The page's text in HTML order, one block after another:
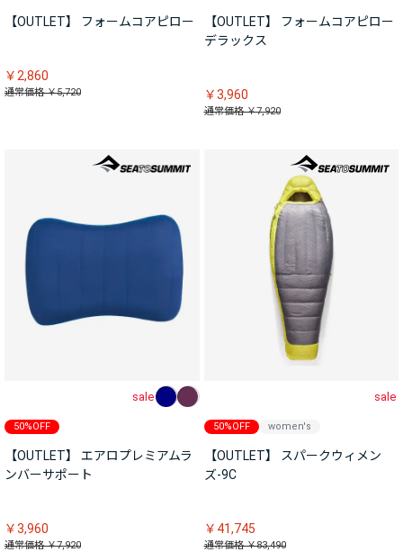
【OUTLET】 フォームコアピロー
￥2,860
通常価格 ￥5,720
【OUTLET】 フォームコアピロー
デラックス
￥3,960
通常価格 ￥7,920
sale
50%OFF
【OUTLET】 エアロプレミアムラ
ンバーサポート
￥3,960
通常価格 ￥7,920
sale
50%OFF women's
【OUTLET】 スパークウィメン
ズ-9C
￥41,745
通常価格 ￥83,490